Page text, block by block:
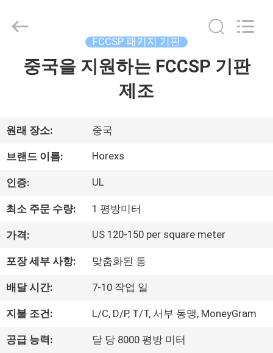
품
우
리
여
공
HongRuiXing
(Hubei)
Reserved.
FCCSP 패키지 기판
중국을 지원하는 FCCSP 기판
제조
원래 장소: 중국
브랜드 이름: Horexs
인증: UL
최소 주문 수량: 1 평방미터
가격: US 120-150 per square meter
포장 세부 사항: 맞춤화된 통
배달 시간: 7-10 작업 일
지불 조건: L/C, D/P, T/T, 서부 동맹, MoneyGram
공급 능력: 달 당 8000 평방 미터